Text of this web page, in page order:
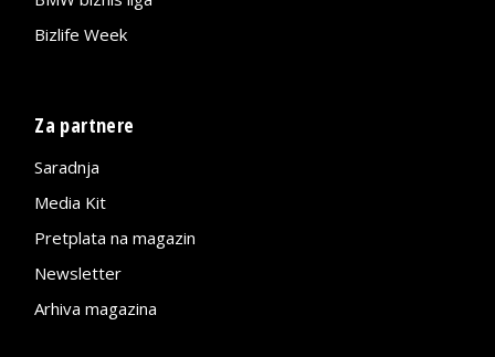
Bizlife Week
Za partnere
Saradnja
Media Kit
Pretplata na magazin
Newsletter
Arhiva magazina